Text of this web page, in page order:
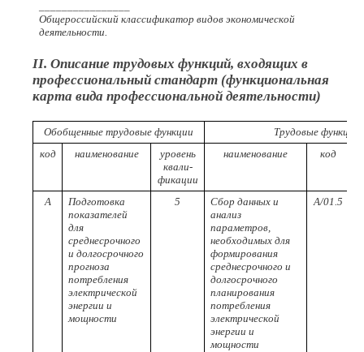
Общероссийский классификатор видов экономической
деятельности.
II. Описание трудовых функций, входящих в
профессиональный стандарт (функциональная
карта вида профессиональной деятельности)
Обобщенные трудовые функции
Трудовые функции
код
наименование
уровень
квали-
фикации
наименование
код
А
Подготовка
показателей
для
среднесрочного
и долгосрочного
прогноза
потребления
электрической
энергии и
мощности
5
Сбор данных и
анализ
параметров,
необходимых для
формирования
среднесрочного и
долгосрочного
планирования
потребления
электрической
энергии и
мощности
A/01.5